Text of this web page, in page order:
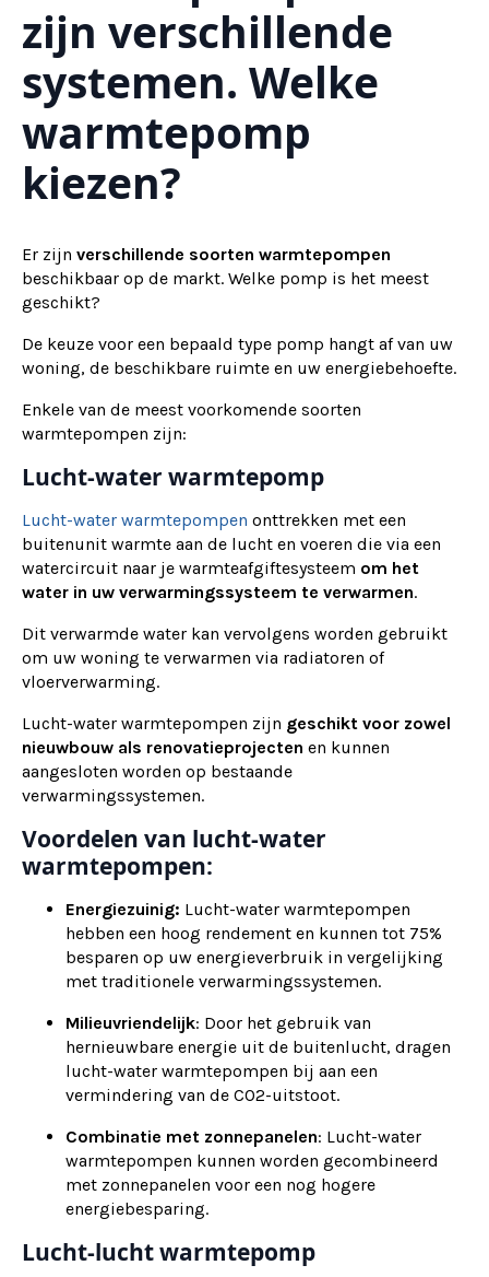
zijn verschillende
systemen. Welke
warmtepomp
kiezen?
Er zijn verschillende soorten warmtepompen
beschikbaar op de markt. Welke pomp is het meest
geschikt?
De keuze voor een bepaald type pomp hangt af van uw
woning, de beschikbare ruimte en uw energiebehoefte.
Enkele van de meest voorkomende soorten
warmtepompen zijn:
Lucht-water warmtepomp
Lucht-water warmtepompen onttrekken met een
buitenunit warmte aan de lucht en voeren die via een
watercircuit naar je warmteafgiftesysteem om het
water in uw verwarmingssysteem te verwarmen.
Dit verwarmde water kan vervolgens worden gebruikt
om uw woning te verwarmen via radiatoren of
vloerverwarming.
Lucht-water warmtepompen zijn geschikt voor zowel
nieuwbouw als renovatieprojecten en kunnen
aangesloten worden op bestaande
verwarmingssystemen.
Voordelen van lucht-water
warmtepompen:
Energiezuinig: Lucht-water warmtepompen
hebben een hoog rendement en kunnen tot 75%
besparen op uw energieverbruik in vergelijking
met traditionele verwarmingssystemen.
Milieuvriendelijk: Door het gebruik van
hernieuwbare energie uit de buitenlucht, dragen
lucht-water warmtepompen bij aan een
vermindering van de CO2-uitstoot.
Combinatie met zonnepanelen: Lucht-water
warmtepompen kunnen worden gecombineerd
met zonnepanelen voor een nog hogere
energiebesparing.
Lucht-lucht warmtepomp